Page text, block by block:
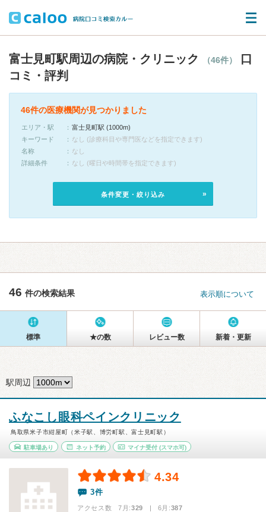
富士見町駅周辺の病院・クリニック （46件）
口
コミ・評判
46件の医療機関が見つかりました
エリア・駅
富士見町駅 (1000m)
キーワード
なし (診療科目や専門医などを指定できます)
名称
なし
詳細条件
なし (曜日や時間帯を指定できます)
条件変更・絞り込み
46 件の検索結果 表示順について
標準 ★の数 レビュー数 新着・更新
駅周辺
ふなこし眼科ペインクリニック
鳥取県米子市紺屋町（米子駅、博労町駅、富士見町駅）
駐車場あり ネット予約 マイナ受付 (スマホ可)
4.34
3件
アクセス数 7月:329 | 6月:387